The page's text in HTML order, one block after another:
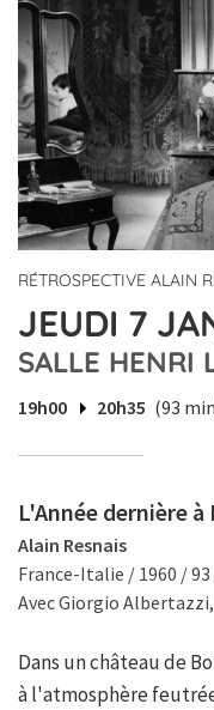
RÉTROSPECTIVE ALAIN
JEUDI 7
SALLE HENRI
19h00 20h35 (93
L'Année dernière à
Alain Resnais
France-Italie / 1960 / 93
Avec Giorgio
Dans un château de
à l'atmosphère